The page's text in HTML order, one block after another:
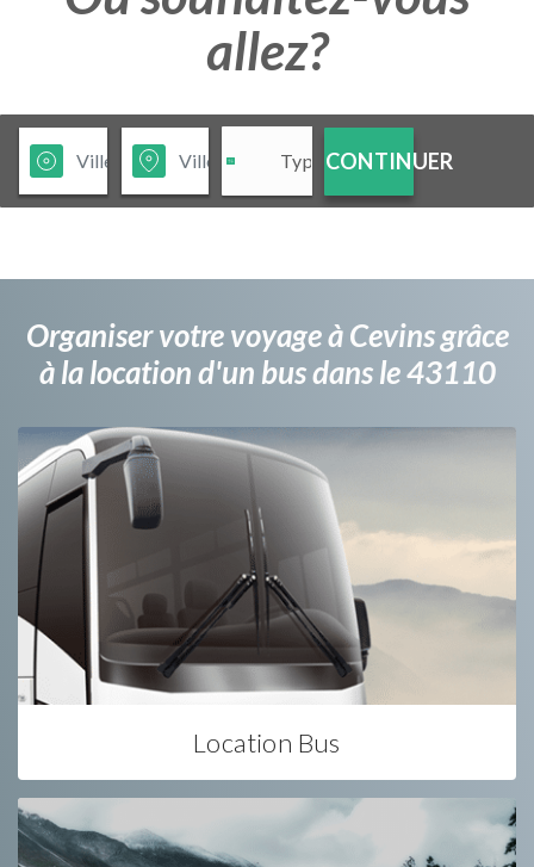
allez?
CONTINUER
Organiser votre voyage à Cevins grâce
à la location d'un bus dans le 43110
Location Bus